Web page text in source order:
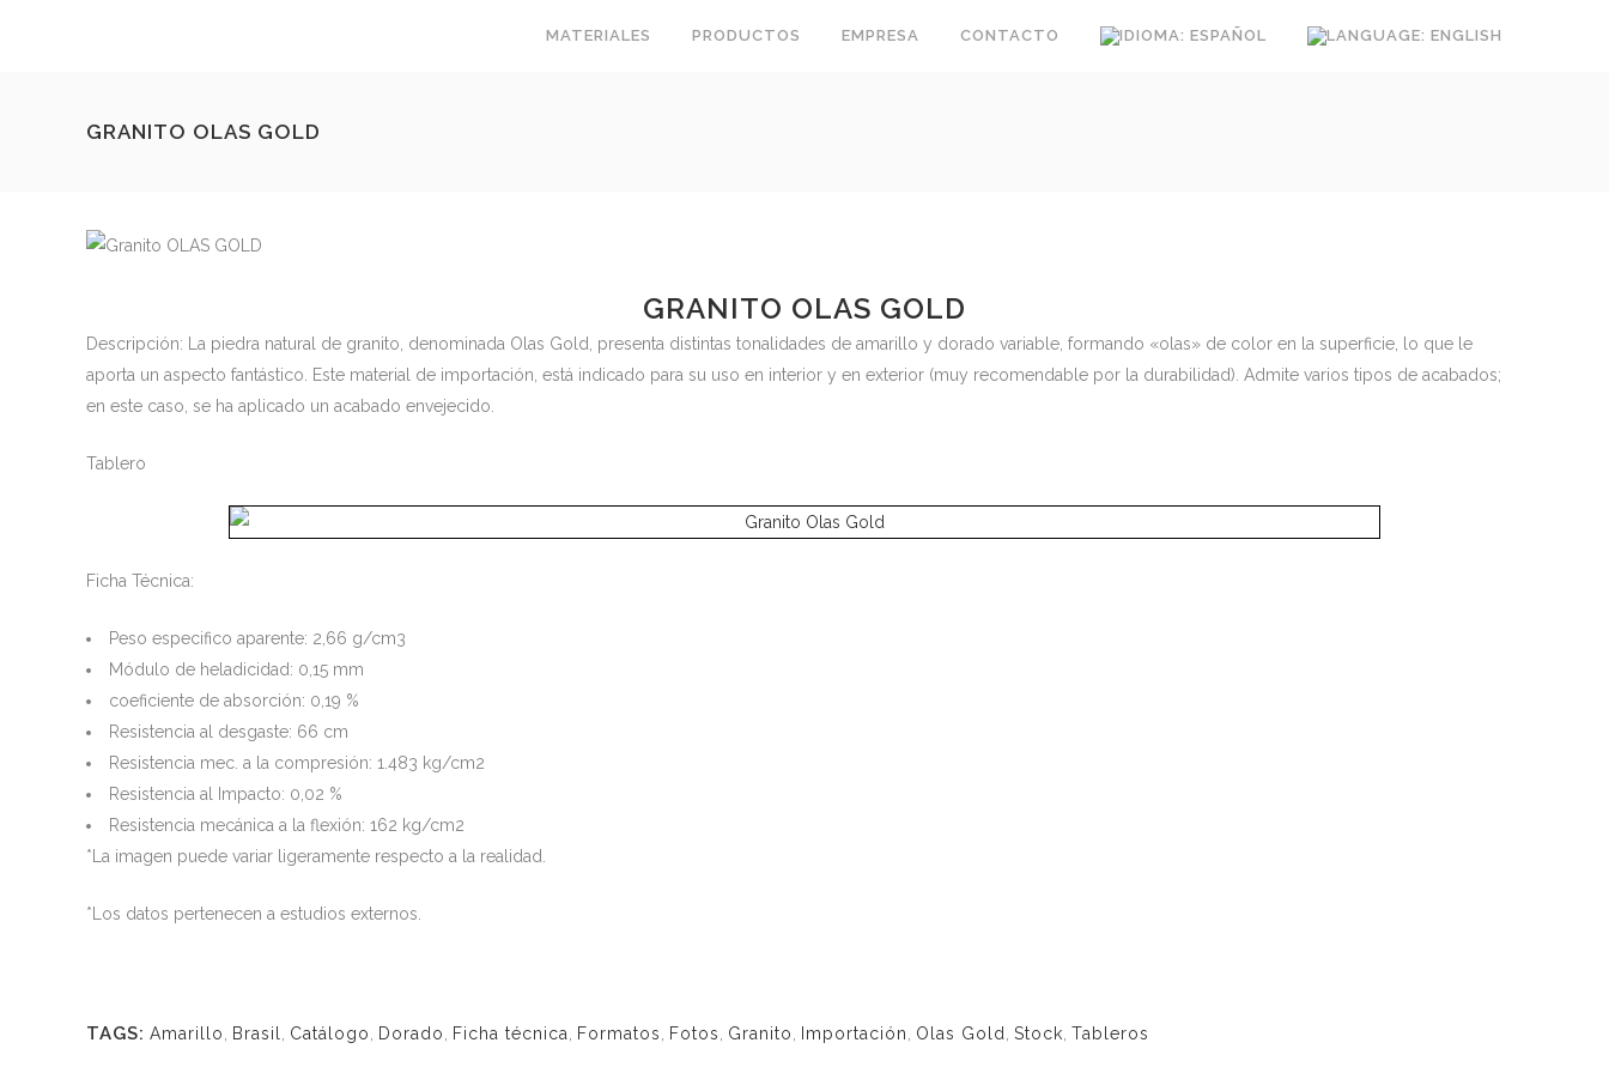
MATERIALES PRODUCTOS EMPRESA CONTACTO
GRANITO OLAS GOLD
GRANITO OLAS GOLD
Descripción: La piedra natural de granito, denominada Olas Gold, presenta distintas tonalidades de amarillo y dorado variable, formando «olas» de color en la superficie, lo que le
aporta un aspecto fantástico. Este material de importación, está indicado para su uso en interior y en exterior (muy recomendable por la durabilidad). Admite varios tipos de acabados;
en este caso, se ha aplicado un acabado envejecido.
Tablero
Ficha Técnica:
Peso especifico aparente: 2,66 g/cm3
Módulo de heladicidad: 0,15 mm
coeficiente de absorción: 0,19 %
Resistencia al desgaste: 66 cm
Resistencia mec. a la compresión: 1.483 kg/cm2
Resistencia al Impacto: 0,02 %
Resistencia mecánica a la flexión: 162 kg/cm2
*La imagen puede variar ligeramente respecto a la realidad.
*Los datos pertenecen a estudios externos.
TAGS: Amarillo Brasil Catálogo Dorado Ficha técnica Formatos Fotos Granito Importación Olas Gold Stock Tableros